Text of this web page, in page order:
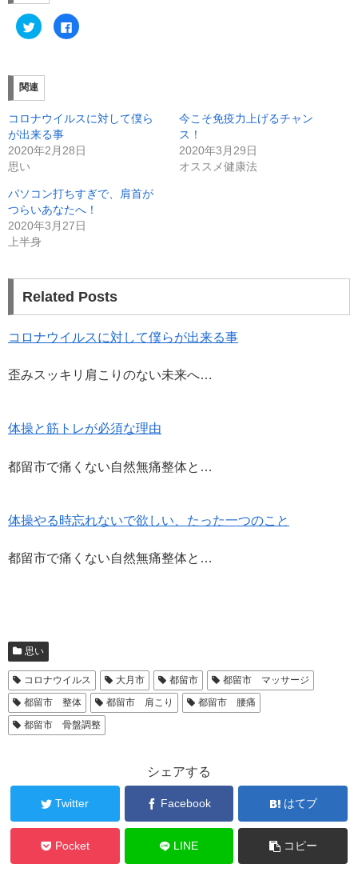
ク
リ
T
w
i
t
e
r
で
共
新
し
い
ウ
ィ
ン
ド
き
ま
す
)
F
a
有
に
は
ッ
ク
し
て
く
だ
し
い
ウ
ィ
ド
ウ
き
ま
関連
コロナウイルスに対して僕ら
が出来る事
2020年2月28日
思い
今こそ免疫力上げるチャン
ス！
2020年3月29日
オススメ健康法
パソコン打ちすぎで、肩首が
つらいあなたへ！
2020年3月27日
上半身
Related Posts
コロナウイルスに対して僕らが出来る事
歪みスッキリ肩こりのない未来へ…
体操と筋トレが必須な理由
都留市で痛くない自然無痛整体と…
体操やる時忘れないで欲しい、たった一つのこと
都留市で痛くない自然無痛整体と…
思い
コロナウイルス 大月市 都留市
都留市 マッサージ
都留市 整体
都留市 肩こり
都留市 腰痛
都留市 骨盤調整
シェアする
Twitter Facebook はてブ
Pocket LINE コピー